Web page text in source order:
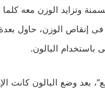
إنقاص الوزن، حاول
البالون.
بعد وضع البالون